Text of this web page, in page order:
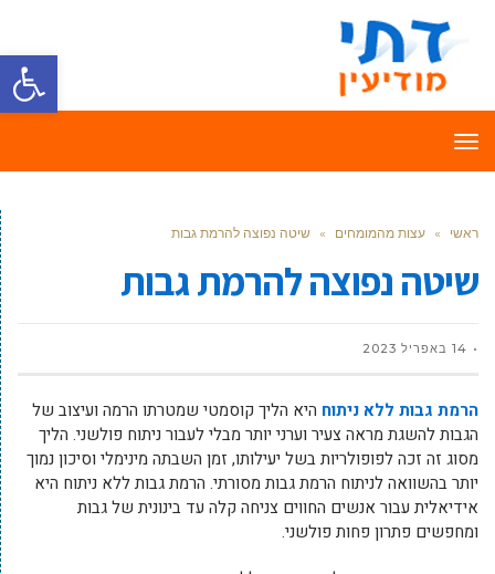
פתח
תפריט
ראשי » עצות מהמומחים » שיטה נפוצה להרמת גבות
שיטה נפוצה להרמת גבות
14 באפריל 2023
הרמת גבות ללא ניתוח היא הליך קוסמטי שמטרתו הרמה ועיצוב של
הגבות להשגת מראה צעיר וערני יותר מבלי לעבור ניתוח פולשני. הליך
מסוג זה זכה לפופולריות בשל יעילותו, זמן השבתה מינימלי וסיכון נמוך
יותר בהשוואה לניתוח הרמת גבות מסורתי. הרמת גבות ללא ניתוח היא
אידיאלית עבור אנשים החווים צניחה קלה עד בינונית של גבות
ומחפשים פתרון פחות פולשני.